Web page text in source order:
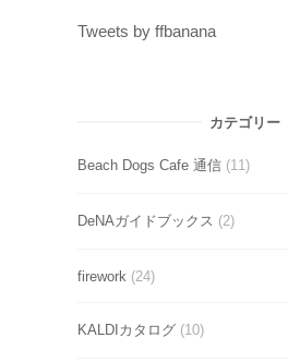
Tweets by ffbanana
カテゴリー
Beach Dogs Cafe 通信 (11)
DeNAガイドブックス (2)
firework (24)
KALDIカタログ (10)